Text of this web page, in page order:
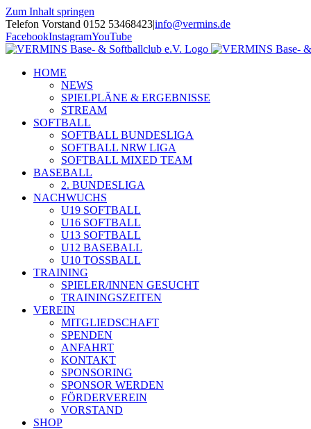
Zum Inhalt springen
Telefon Vorstand 0152 53468423|info@vermins.de
FacebookInstagramYouTube
HOME
NEWS
SPIELPLÄNE & ERGEBNISSE
STREAM
SOFTBALL
SOFTBALL BUNDESLIGA
SOFTBALL NRW LIGA
SOFTBALL MIXED TEAM
BASEBALL
2. BUNDESLIGA
NACHWUCHS
U19 SOFTBALL
U16 SOFTBALL
U13 SOFTBALL
U12 BASEBALL
U10 TOSSBALL
TRAINING
SPIELER/INNEN GESUCHT
TRAININGSZEITEN
VEREIN
MITGLIEDSCHAFT
SPENDEN
ANFAHRT
KONTAKT
SPONSORING
SPONSOR WERDEN
FÖRDERVEREIN
VORSTAND
SHOP